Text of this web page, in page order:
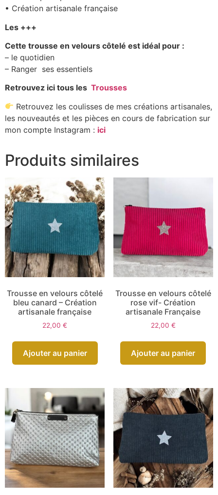
• Création artisanale française
Les +++
Cette trousse en velours côtelé est idéal pour :
– le quotidien
– Ranger ses essentiels
Retrouvez ici tous les Trousses
Retrouvez les coulisses de mes créations artisanales,
les nouveautés et les pièces en cours de fabrication sur
mon compte Instagram : ici
Produits similaires
Trousse en velours côtelé
bleu canard – Création
artisanale française
22,00€
Ajouter au panier
Trousse en velours côtelé
rose vif- Création
artisanale Française
22,00 €
Ajouter au panier